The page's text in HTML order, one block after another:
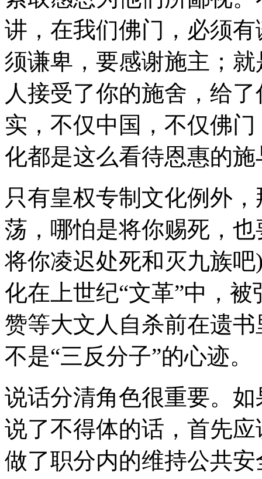
讲，在我们佛门，必须
须谦卑，要感谢施主；
人接受了你的施舍，给
实，不仅中国，不仅佛
化都是这么看待恩惠的
只有皇权专制文化例外
荡，哪怕是将你赐死，
将你凌迟处死和灭九族
化在上世纪“文革”中，
赞等大文人自杀前在遗
不是“三反分子”的心迹。
说话分清角色很重要。
说了不得体的话，首先
做了职分内的维持公共